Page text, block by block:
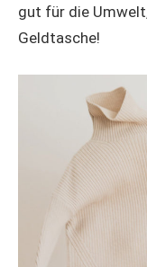
gut für die
Geldtasche!